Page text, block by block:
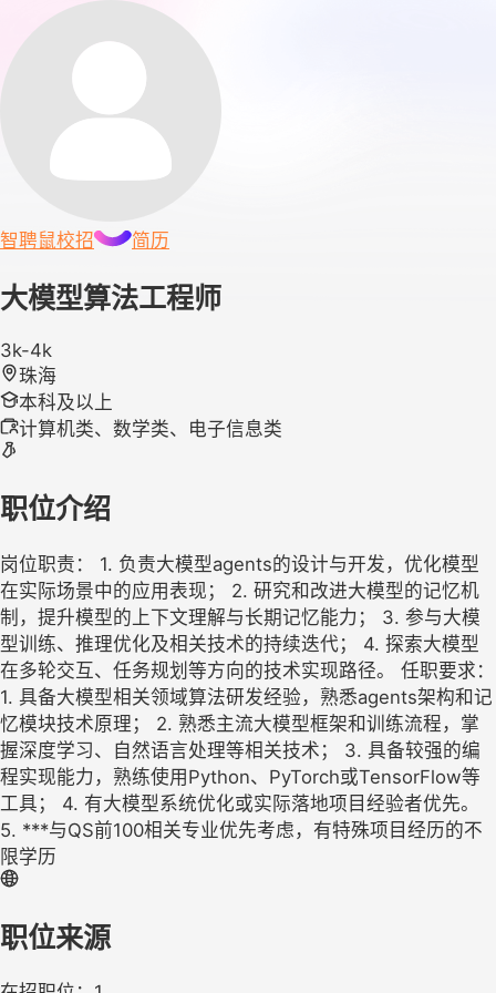
智聘鼠校招 简历
大模型算法工程师
3k-4k
珠海
本科及以上
计算机类、数学类、电子信息类
职位介绍
岗位职责： 1. 负责大模型agents的设计与开发，优化模型
在实际场景中的应用表现； 2. 研究和改进大模型的记忆机
制，提升模型的上下文理解与长期记忆能力； 3. 参与大模
型训练、推理优化及相关技术的持续迭代； 4. 探索大模型
在多轮交互、任务规划等方向的技术实现路径。 任职要求：
1. 具备大模型相关领域算法研发经验，熟悉agents架构和记
忆模块技术原理； 2. 熟悉主流大模型框架和训练流程，掌
握深度学习、自然语言处理等相关技术； 3. 具备较强的编
程实现能力，熟练使用Python、PyTorch或TensorFlow等
工具； 4. 有大模型系统优化或实际落地项目经验者优先。
5. ***与QS前100相关专业优先考虑，有特殊项目经历的不
限学历
职位来源